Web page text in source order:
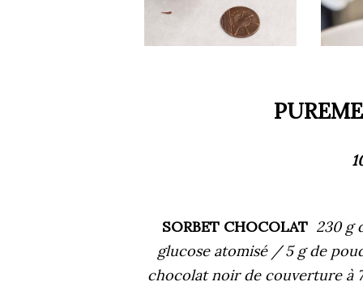
SORBET CHOCOLAT 230 g
glucose atomisé / 5 g de
chocolat noir de couverture à